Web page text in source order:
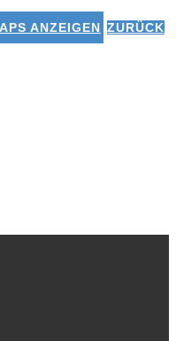
ANZEIGEN ZURÜCK